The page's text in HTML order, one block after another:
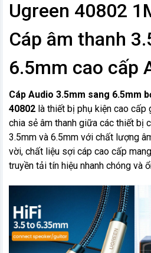
Ugreen 40802
Cáp âm thanh
6.5mm cao cấp
Cáp Audio 3.5mm sang 6.5mm
40802 là thiết bị phụ kiện cao cấp
chia sẻ âm thanh giữa các thiết bị
3.5mm và 6.5mm với chất lượng
vời, chất liệu sợi cáp cao cấp
truyền tải tín hiệu nhanh chóng và